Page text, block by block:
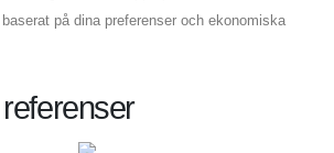
på dina preferenser och ekonomiska